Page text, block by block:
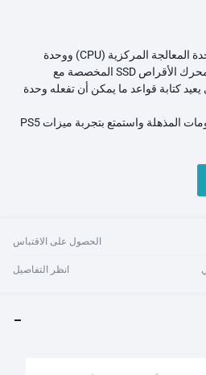
سرعة البرق - استغل قوة وحدة المعالجة المركزية (CPU) ووحدة
معالجة الرسومات (GPU) ومحرك الأقراص SSD المخصصة مع
يعيد كتابة قواعد ما يمكن أن تفعله وحدة
ألعاب مذهلة - استمتع بالرسومات المذهلة واستمتع بتجربة ميزات PS5
ثلاثي الأبعاد.
الحصول على الاقتباس
انظر التفاصيل